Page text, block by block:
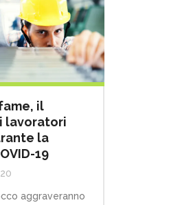
il
lavoratori
la
19
aggraveranno